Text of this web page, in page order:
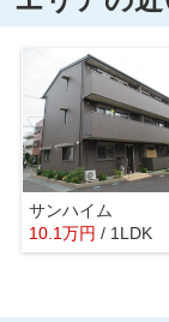
サンハイム
10.1万円 / 1LDK